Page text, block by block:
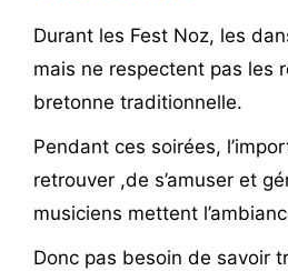
Durant les Fest Noz, les
mais ne respectent pas les
bretonne traditionnelle.
Pendant ces soirées,
retrouver ,de s’amuser et
musiciens mettent
Donc pas besoin de savoir